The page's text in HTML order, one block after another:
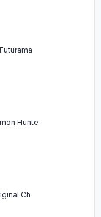
Hunte
Ch